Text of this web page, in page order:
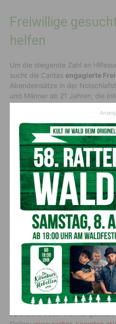
Freiwillige
helfen
Um die steigende Zahl an
sucht die Caritas engagierte
Abendeinsätze in der
und Männer ab 21 Jahren, die
mit Klient:innen,
Bettenbeziehen undkleine
Kartenspielen – immer im
kombiniert mit Diensten am
Einsatzzeiten sindMontag bis
Interessierte können sich unter
kaernten.at
melden.
Hilfe auch über
Auch nach Abschluss der
und NOST in Klagenfurt
Menschen Schutz und
Jahreszeit kennt, bittet die
Spenden:
Caritas Kärnten
IBAN: AT40 2070 6000 0000
Spendenzweck: